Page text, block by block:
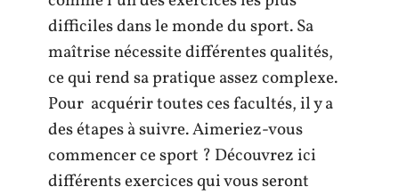
difficiles dans le monde du sport. Sa
maîtrise nécessite différentes qualités,
ce qui rend sa pratique assez complexe.
Pour acquérir toutes ces facultés, il y a
des étapes à suivre. Aimeriez-vous
commencer ce sport ? Découvrez ici
différents exercices qui vous seront